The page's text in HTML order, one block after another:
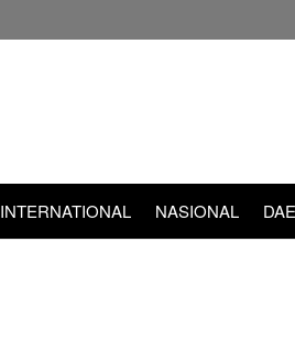
INTERNATIONAL NASIONAL